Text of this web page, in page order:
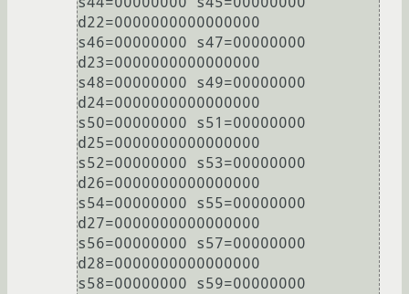
d22=0000000000000000
s46=00000000 s47=00000000
d23=0000000000000000
s48=00000000 s49=00000000
d24=0000000000000000
s50=00000000 s51=00000000
d25=0000000000000000
s52=00000000 s53=00000000
d26=0000000000000000
s54=00000000 s55=00000000
d27=0000000000000000
s56=00000000 s57=00000000
d28=0000000000000000
s58=00000000 s59=00000000